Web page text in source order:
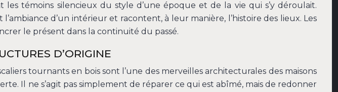
témoins silencieux du style d’une époque et de la vie qui s’y déroulait.
d’un intérieur et racontent, à leur manière, l’histoire des lieux. Les
le présent dans la continuité du passé.
D’ORIGINE
tournants en bois sont l’une des merveilles architecturales des maisons
Il ne s’agit pas simplement de réparer ce qui est abîmé, mais de redonner